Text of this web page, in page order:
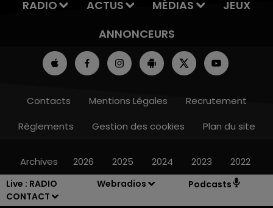
Live : RADIO
CONTACT
Webradios Podcasts
RADIO ACTUS MÉDIAS
JEUX
ANNONCEURS
Contacts Mentions Légales
Recrutement
Règlements
Gestion des cookies Plan du site
Archives 2026 2025 2024 2023 2022